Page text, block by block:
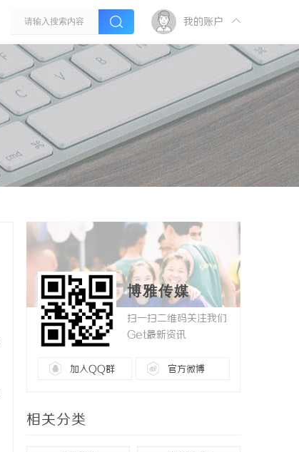
我的账户
博雅传媒
扫一扫二维码关注我们
Get最新资讯
加入QQ群 官方微博
相关分类